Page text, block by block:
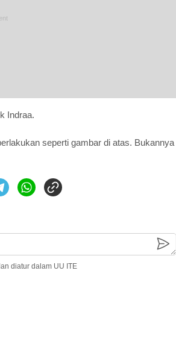
Indraa.
seperti gambar di atas. Bukannya
diatur dalam UU ITE